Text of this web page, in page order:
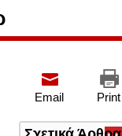
Print
Email